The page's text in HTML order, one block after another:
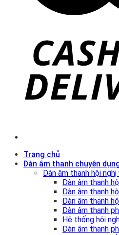
Trang chủ
Dàn âm thanh chuyên
Dàn âm thanh hội
Dàn âm thanh
Dàn âm thanh
Dàn âm thanh
Dàn âm thanh
Hệ thống hội
Dàn âm thanh